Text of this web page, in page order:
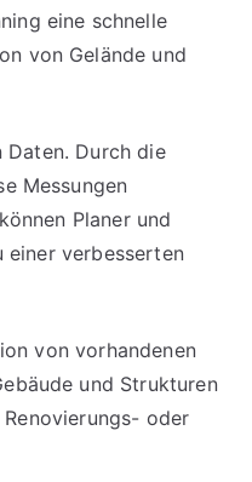
eine schnelle
von Gelände und
Daten. Durch die
Messungen
Planer und
einer verbesserten
von vorhandenen
und Strukturen
oder